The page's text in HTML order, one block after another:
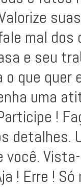
mal dos
e seu
o que
uma
!
detalhes.
você.
! Erre !